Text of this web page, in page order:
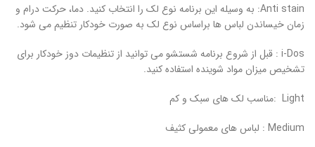
Anti stain: به وسیله این برنامه نوع لک را انتخاب کنید. دما، حرکت درام و
زمان خیساندن لباس ها براساس نوع لک به صورت خودکار تنظیم می شود.
i-Dos : قبل از شروع برنامه شستشو می توانید از تنظیمات دوز خودکار برای
تشخیص میزان مواد شوینده استفاده کنید.
Light :مناسب لک های سبک و کم
Medium : لباس های معمولی کثیف